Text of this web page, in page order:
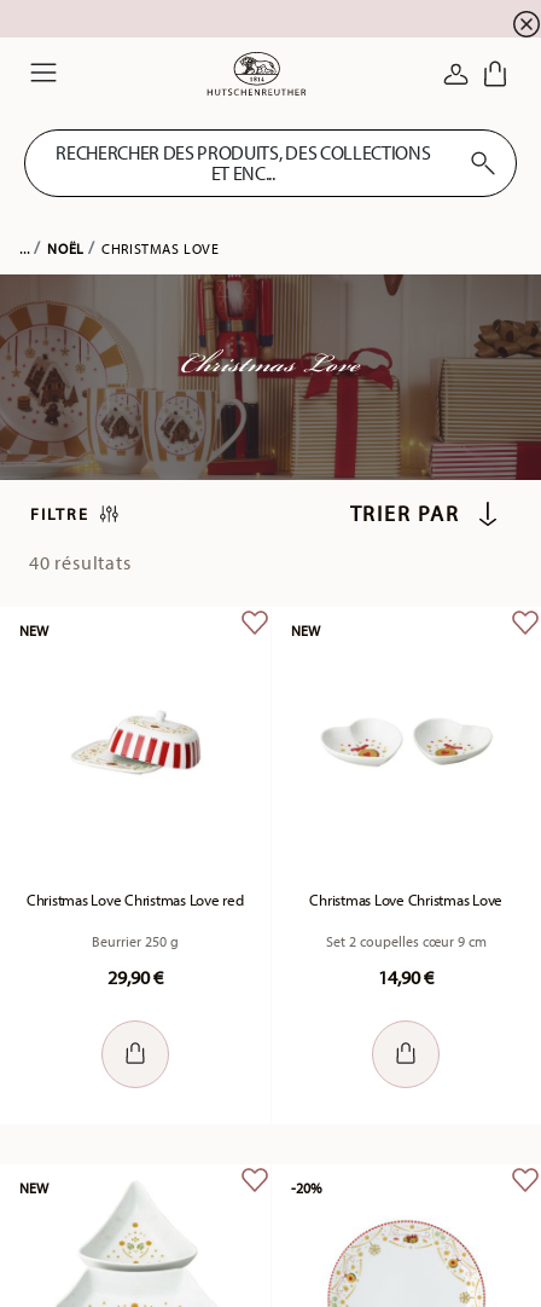
l'inscription à la
RECHERCHER DES PRODUITS, DES COLLECTIONS
ET ENC...
... NOËL CHRISTMAS LOVE
Christmas Love
FILTRE
40 résultats
Christmas Love Christmas Love red
Beurrier 250 g
29,90 €
NEW
Christmas Love Christmas Love
Set 2 coupelles cœur 9 cm
14,90 €
NEW
NEW -20%